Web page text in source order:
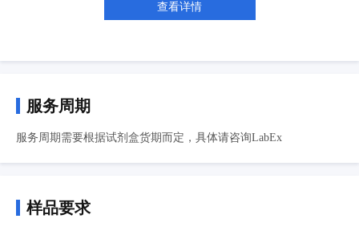
查看详情
服务周期
服务周期需要根据试剂盒货期而定，具体请咨询LabEx
样品要求